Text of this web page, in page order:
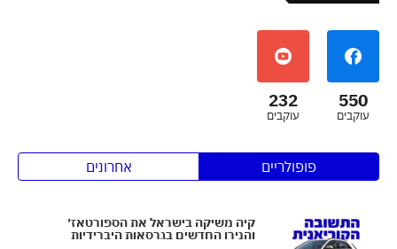
550
עוקבים
232
עוקבים
פופולריים אחרונים
קיה משיקה בישראל את הספורטאז׳
והנירו החדשים בגרסאות היברידיות